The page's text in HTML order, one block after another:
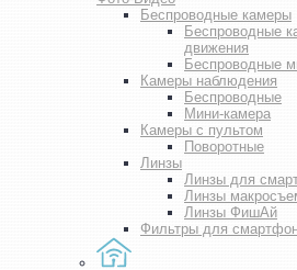
Беспроводные камеры
Беспроводные
движения
Беспроводные
Камеры наблюдения
Беспроводные
Мини-камера
Камеры с пультом
Поворотные
Линзы
Линзы для
Линзы
Линзы ФишАй
Фильтры для